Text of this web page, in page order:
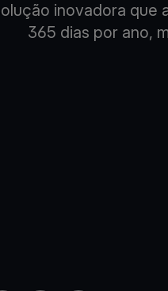
inovadora
365 dias por ano,